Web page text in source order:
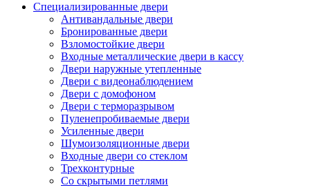
Специализированные двери
Антивандальные двери
Бронированные двери
Взломостойкие двери
Входные металлические двери в кассу
Двери наружные утепленные
Двери с видеонаблюдением
Двери с домофоном
Двери с терморазрывом
Пуленепробиваемые двери
Усиленные двери
Шумоизоляционные двери
Входные двери со стеклом
Трехконтурные
Со скрытыми петлями